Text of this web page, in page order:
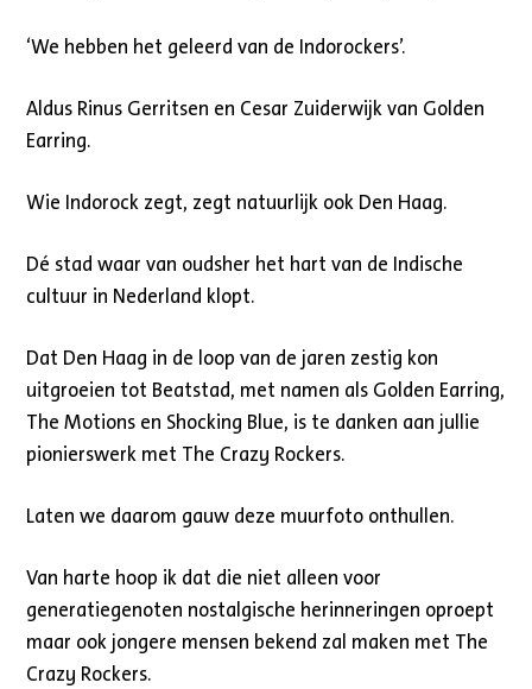
‘We hebben het geleerd van de Indorockers’.
Aldus Rinus Gerritsen en Cesar Zuiderwijk van Golden
Earring.
Wie Indorock zegt, zegt natuurlijk ook Den Haag.
Dé stad waar van oudsher het hart van de Indische
cultuur in Nederland klopt.
Dat Den Haag in de loop van de jaren zestig kon
uitgroeien tot Beatstad, met namen als Golden Earring,
The Motions en Shocking Blue, is te danken aan jullie
pionierswerk met The Crazy Rockers.
Laten we daarom gauw deze muurfoto onthullen.
Van harte hoop ik dat die niet alleen voor
generatiegenoten nostalgische herinneringen oproept
maar ook jongere mensen bekend zal maken met The
Crazy Rockers.